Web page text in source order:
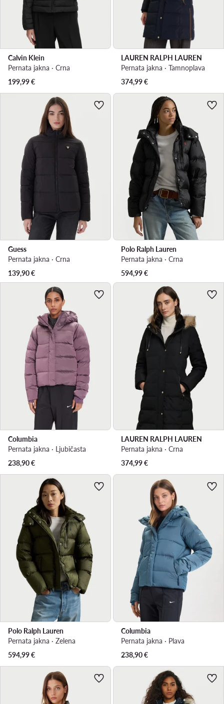
Calvin Klein
Pernata jakna · Crna
199,99€
LAUREN RALPH LAUREN
Pernata jakna · Tamnoplava
374,99€
Guess
Pernata jakna · Crna
139,90€
Polo Ralph Lauren
Pernata jakna · Crna
594,99€
Columbia
Pernata jakna · Ljubičasta
238,90€
LAUREN RALPH LAUREN
Pernata jakna · Crna
374,99€
Polo Ralph Lauren
Pernata jakna · Zelena
594,99€
Columbia
Pernata jakna · Plava
238,90€